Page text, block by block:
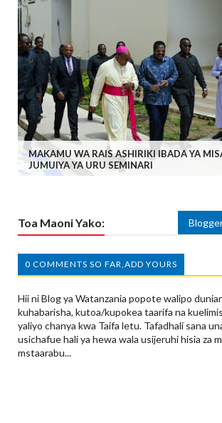
MAKAMU WA RAIS ASHIRIKI IBADA YA
JUMUIYA YA URU SEMINARI
Toa Maoni Yako:
0 COMMENTS SO FAR,ADD YOURS
Hii ni Blog ya Watanzania popote walipo
kuhabarisha, kutoa/kupokea taarifa na
yaliyo chanya kwa Taifa letu. Tafadhali sana
usichafue hali ya hewa wala usijeruhi hisia za
mstaarabu...